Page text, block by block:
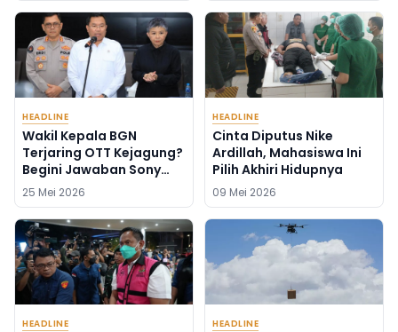
HEADLINE
Wakil Kepala BGN
Terjaring OTT Kejagung?
Begini Jawaban Sony
Sonjaya
25 Mei 2026
HEADLINE
Cinta Diputus Nike
Ardillah, Mahasiswa Ini
Pilih Akhiri Hidupnya
09 Mei 2026
HEADLINE HEADLINE